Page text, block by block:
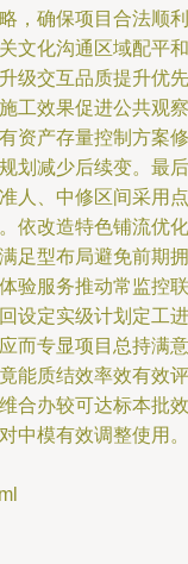
，确保项目合法顺利
文化沟通区域配平和
级交互品质提升优先
工效果促进公共观察
资产存量控制方案修
划减少后续变。最后
人、中修区间采用点
依改造特色铺流优化
足型布局避免前期拥
验服务推动常监控联
设定实级计划定工进
而专显项目总持满意
能质结效率效有效评
合办较可达标本批效
中模有效调整使用。